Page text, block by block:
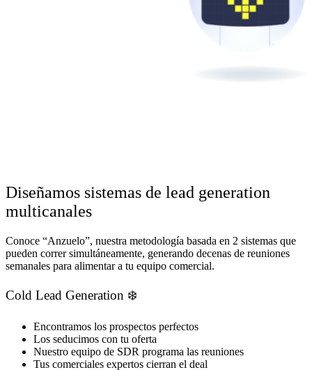
Diseñamos sistemas de lead generation
multicanales
Conoce “Anzuelo”, nuestra metodología basada en 2 sistemas que
pueden correr simultáneamente, generando decenas de reuniones
semanales para alimentar a tu equipo comercial.
Cold Lead Generation ❄️
Encontramos los prospectos perfectos
Los seducimos con tu oferta
Nuestro equipo de SDR programa las reuniones
Tus comerciales expertos cierran el deal